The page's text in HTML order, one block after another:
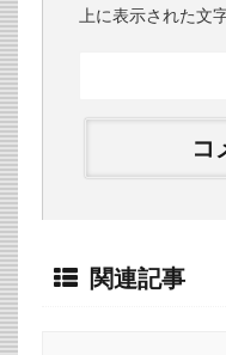
上に表示された文
関連記事